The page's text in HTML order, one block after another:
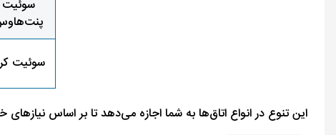
سوئیت
سوئیت
این تنوع در انواع اتاق‌ها به شما اجازه می‌دهد تا بر اساس نیازهای